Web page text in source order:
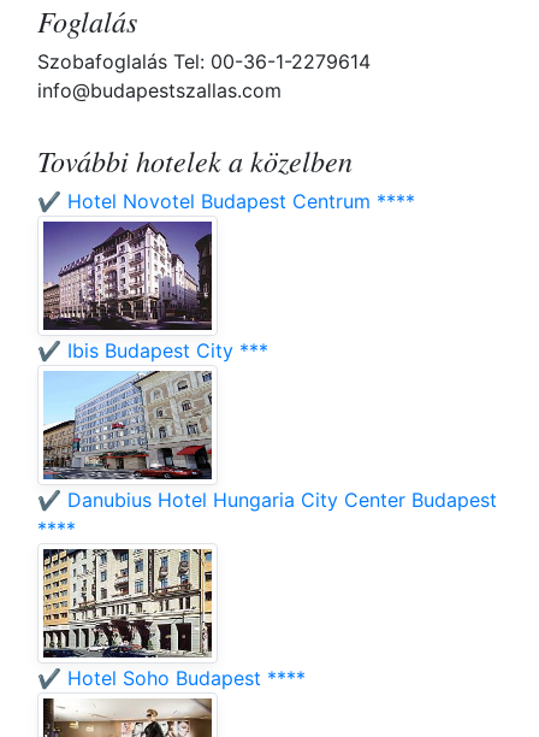
Foglalás
Szobafoglalás Tel: 00-36-1-2279614
info@budapestszallas.com
További hotelek a közelben
✔️ Hotel Novotel Budapest Centrum ****
✔️ Ibis Budapest City ***
✔️ Danubius Hotel Hungaria City Center Budapest
****
✔️ Hotel Soho Budapest ****